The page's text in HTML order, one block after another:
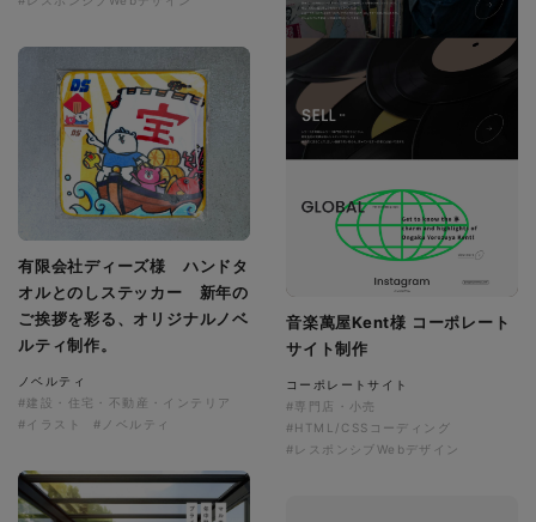
音楽萬屋Kent様 コーポレート
サイト制作
コーポレートサイト
#専門店・小売
#HTML/CSSコーディング
#レスポンシブWebデザイン
有限会社ディーズ様 ハンドタ
オルとのしステッカー 新年の
ご挨拶を彩る、オリジナルノベ
ルティ制作。
ノベルティ
#建設・住宅・不動産・インテリア
#イラスト
#ノベルティ